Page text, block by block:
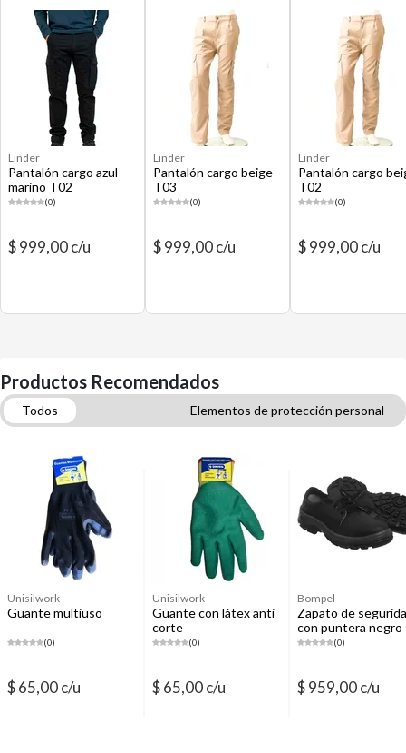
Linder
Pantalón cargo azul
marino T02
(0)
$ 999,00 c/u
Linder
Pantalón cargo beige
T03
(0)
$ 999,00 c/u
Linder
Pantalón cargo
T02
(0)
$ 999,00 c/u
Productos Recomendados
Todos
Elementos de protección personal
Unisilwork
Guante multiuso
(0)
$ 65,00 c/u
Unisilwork
Guante con látex anti
corte
(0)
$ 65,00 c/u
Bompel
Zapato de
con puntera negro
(0)
$ 959,00 c/u